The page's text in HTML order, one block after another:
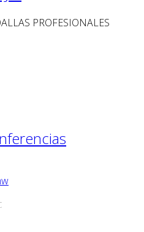
PROFESIONALES
: